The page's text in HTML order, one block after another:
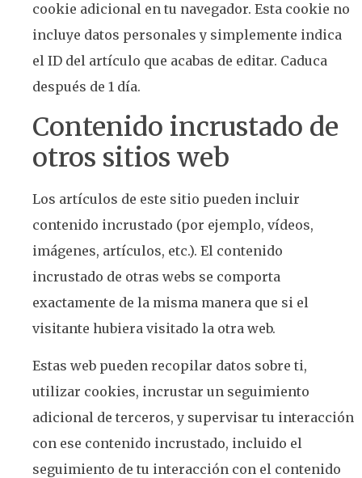
cookie adicional en tu navegador. Esta cookie no
incluye datos personales y simplemente indica
el ID del artículo que acabas de editar. Caduca
después de 1 día.
Contenido incrustado de
otros sitios web
Los artículos de este sitio pueden incluir
contenido incrustado (por ejemplo, vídeos,
imágenes, artículos, etc.). El contenido
incrustado de otras webs se comporta
exactamente de la misma manera que si el
visitante hubiera visitado la otra web.
Estas web pueden recopilar datos sobre ti,
utilizar cookies, incrustar un seguimiento
adicional de terceros, y supervisar tu interacción
con ese contenido incrustado, incluido el
seguimiento de tu interacción con el contenido